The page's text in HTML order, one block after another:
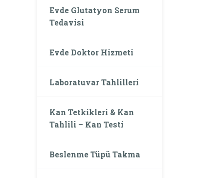
Evde Glutatyon Serum
Tedavisi
Evde Doktor Hizmeti
Laboratuvar Tahlilleri
Kan Tetkikleri & Kan
Tahlili – Kan Testi
Beslenme Tüpü Takma